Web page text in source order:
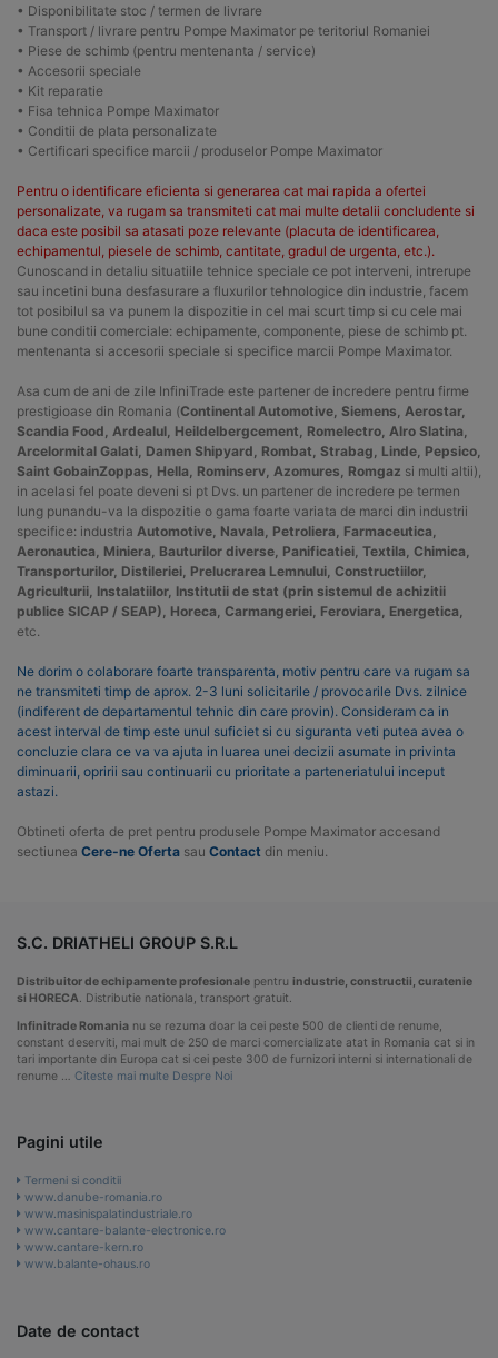
• Disponibilitate stoc / termen de livrare
• Transport / livrare pentru Pompe Maximator pe teritoriul Romaniei
• Piese de schimb (pentru mentenanta / service)
• Accesorii speciale
• Kit reparatie
• Fisa tehnica Pompe Maximator
• Conditii de plata personalizate
• Certificari specifice marcii / produselor Pompe Maximator
Pentru o identificare eficienta si generarea cat mai rapida a ofertei
personalizate, va rugam sa transmiteti cat mai multe detalii concludente si
daca este posibil sa atasati poze relevante (placuta de identificarea,
echipamentul, piesele de schimb, cantitate, gradul de urgenta, etc.).
Cunoscand in detaliu situatiile tehnice speciale ce pot interveni, intrerupe
sau incetini buna desfasurare a fluxurilor tehnologice din industrie, facem
tot posibilul sa va punem la dispozitie in cel mai scurt timp si cu cele mai
bune conditii comerciale: echipamente, componente, piese de schimb pt.
mentenanta si accesorii speciale si specifice marcii Pompe Maximator.
Asa cum de ani de zile InfiniTrade este partener de incredere pentru firme
prestigioase din Romania (Continental Automotive, Siemens, Aerostar,
Scandia Food, Ardealul, Heildelbergcement, Romelectro, Alro Slatina,
Arcelormital Galati, Damen Shipyard, Rombat, Strabag, Linde, Pepsico,
Saint GobainZoppas, Hella, Rominserv, Azomures, Romgaz si multi altii),
in acelasi fel poate deveni si pt Dvs. un partener de incredere pe termen
lung punandu-va la dispozitie o gama foarte variata de marci din industrii
specifice: industria Automotive, Navala, Petroliera, Farmaceutica,
Aeronautica, Miniera, Bauturilor diverse, Panificatiei, Textila, Chimica,
Transporturilor, Distileriei, Prelucrarea Lemnului, Constructiilor,
Agriculturii, Instalatiilor, Institutii de stat (prin sistemul de achizitii
publice SICAP / SEAP), Horeca, Carmangeriei, Feroviara, Energetica,
etc.
Ne dorim o colaborare foarte transparenta, motiv pentru care va rugam sa
ne transmiteti timp de aprox. 2-3 luni solicitarile / provocarile Dvs. zilnice
(indiferent de departamentul tehnic din care provin). Consideram ca in
acest interval de timp este unul suficiet si cu siguranta veti putea avea o
concluzie clara ce va va ajuta in luarea unei decizii asumate in privinta
diminuarii, opririi sau continuarii cu prioritate a parteneriatului inceput
astazi.
Obtineti oferta de pret pentru produsele Pompe Maximator accesand
sectiunea Cere-ne Oferta sau Contact din meniu.
S.C. DRIATHELI GROUP S.R.L
Distribuitor de echipamente profesionale pentru industrie, constructii, curatenie
si HORECA. Distributie nationala, transport gratuit.
Infinitrade Romania nu se rezuma doar la cei peste 500 de clienti de renume,
constant deserviti, mai mult de 250 de marci comercializate atat in Romania cat si in
tari importante din Europa cat si cei peste 300 de furnizori interni si internationali de
renume … Citeste mai multe Despre Noi
Pagini utile
Termeni si conditii
www.danube-romania.ro
www.masinispalatindustriale.ro
www.cantare-balante-electronice.ro
www.cantare-kern.ro
www.balante-ohaus.ro
Date de contact